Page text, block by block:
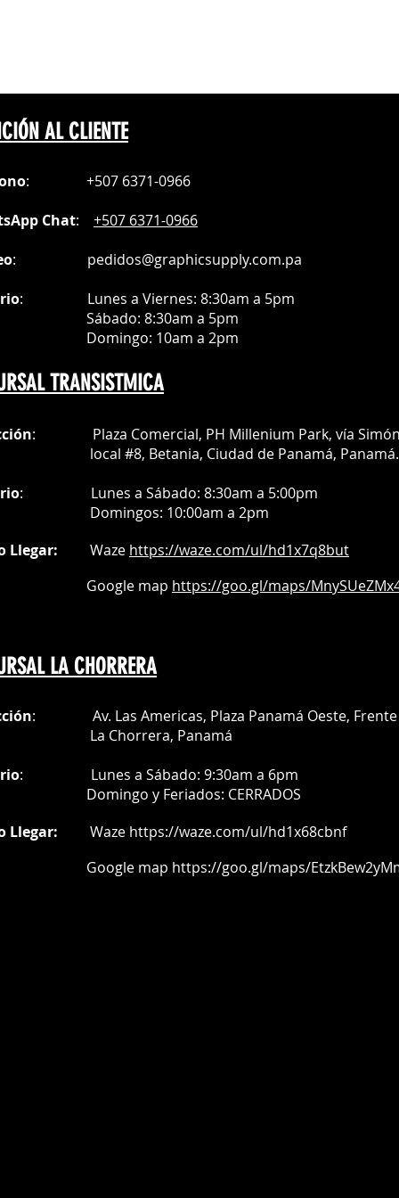
20.2cm (8x8pul)
AL CLIENTE
: +507 6371-0966
Chat: +507 6371-0966
: pedidos@graphicsupply.com.pa
: Lunes a Viernes: 8:30am a 5pm
: 8:30am a 5pm
10am a 2pm
TRANSISTMICA
: Plaza Comercial, PH Millenium Park, vía
#8, Betania, Ciudad de Panamá, Panamá.
: Lunes a Sábado: 8:30am a 5:00pm
Domingos: 10:00am a 2pm
Llegar: Waze https://waze.com/ul/hd1x7q8but
map https://goo.gl/maps/
LA CHORRERA
: Av. Las Americas, Plaza Panamá Oeste, Frente
Chorrera, Panamá
: Lunes a Sábado: 9:30am a 6pm
mingo y Feriados: CERRADOS
Llegar: Waze https://waze.com/ul/hd1x68cbnf
map https://goo.gl/maps/